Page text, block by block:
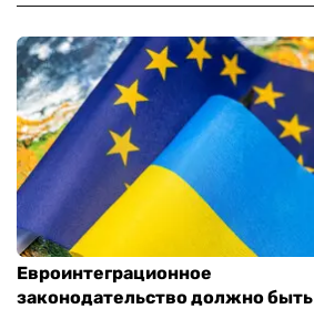
Евроинтеграционное
законодательство должно быть